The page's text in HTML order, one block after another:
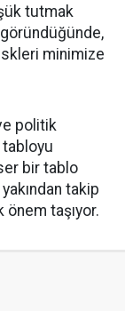
tutmak
minimize
politik
bir tablo
takip
taşıyor.